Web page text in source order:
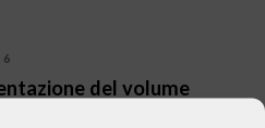
del volume